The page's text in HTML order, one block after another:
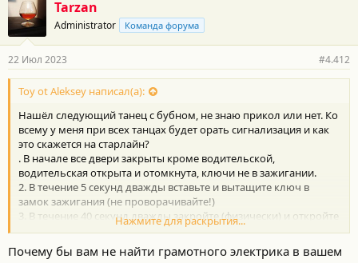
о
д
а
н
о
с
и
:
Tarzan
Administrator Команда форума
22 Июл 2023 #4.412
Toy ot Aleksey написал(а):
Нашёл следующий танец с бубном, не знаю прикол или нет. Ко
всему у меня при всех танцах будет орать сигнализация и как
это скажется на старлайн?
. В начале все двери закрыты кроме водительской,
водительская открыта и отомкнута, ключи не в зажигании.
2. В течение 5 секунд дважды вставьте и вытащите ключ в
замок зажигания (не проворачивайте!)
3. В течение 40 секунд дважды закройте (физически) и откройте
водительскую дверь, затем вставьте и вытащите ключ в
зажигание.
4. В течение 40 секунд дважды закройте (физически) и откройте
Нажмите для раскрытия...
Почему бы вам не найти грамотного электрика в вашем